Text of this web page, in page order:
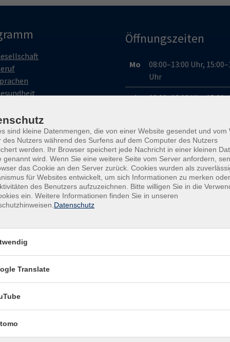
vhs
Öffnungszeiten
Mo
08:00–13:00 Uhr,
Uhr
Di
08:00–13:00 Uhr,
Mi
08:00–13:00 Uhr,
Uhr
Do
08:00–13:00 Uhr,
Uhr
Fr 09:00–12:30 Uhr
sind kleine Datenmengen, die von einer Website gesendet und vom
des Nutzers während des Surfens auf dem Computer des Nutzers
werden. Ihr Browser speichert jede Nachricht in einer kleinen
genannt wird. Wenn Sie eine weitere Seite vom Server anfordern,
das Cookie an den Server zurück. Cookies wurden als
für Websites entwickelt, um sich Informationen zu merken
des Benutzers aufzuzeichnen. Bitte willigen Sie in die
ein. Weitere Informationen finden Sie in unseren
Datenschutz
Translate